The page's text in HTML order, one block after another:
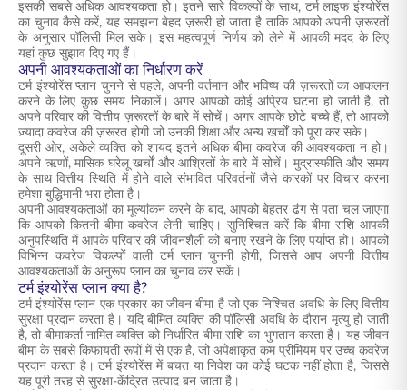
इसकी सबसे अधिक आवश्यकता हो। इतने सारे विकल्पों के साथ, टर्म लाइफ इंश्योरेंस
का चुनाव कैसे करें, यह समझना बेहद ज़रूरी हो जाता है ताकि आपको अपनी ज़रूरतों
के अनुसार पॉलिसी मिल सके। इस महत्वपूर्ण निर्णय को लेने में आपकी मदद के लिए
यहां कुछ सुझाव दिए गए हैं।
अपनी आवश्यकताओं का निर्धारण करें
टर्म इंश्योरेंस प्लान चुनने से पहले, अपनी वर्तमान और भविष्य की ज़रूरतों का आकलन
करने के लिए कुछ समय निकालें। अगर आपको कोई अप्रिय घटना हो जाती है, तो
अपने परिवार की वित्तीय ज़रूरतों के बारे में सोचें। अगर आपके छोटे बच्चे हैं, तो आपको
ज़्यादा कवरेज की ज़रूरत होगी जो उनकी शिक्षा और अन्य खर्चों को पूरा कर सके।
दूसरी ओर, अकेले व्यक्ति को शायद इतने अधिक बीमा कवरेज की आवश्यकता न हो।
अपने ऋणों, मासिक घरेलू खर्चों और आश्रितों के बारे में सोचें। मुद्रास्फीति और समय
के साथ वित्तीय स्थिति में होने वाले संभावित परिवर्तनों जैसे कारकों पर विचार करना
हमेशा बुद्धिमानी भरा होता है।
अपनी आवश्यकताओं का मूल्यांकन करने के बाद, आपको बेहतर ढंग से पता चल जाएगा
कि आपको कितनी बीमा कवरेज लेनी चाहिए। सुनिश्चित करें कि बीमा राशि आपकी
अनुपस्थिति में आपके परिवार की जीवनशैली को बनाए रखने के लिए पर्याप्त हो। आपको
विभिन्न कवरेज विकल्पों वाली टर्म प्लान चुननी होगी, जिससे आप अपनी वित्तीय
आवश्यकताओं के अनुरूप प्लान का चुनाव कर सकें।
टर्म इंश्योरेंस प्लान क्या है?
टर्म इंश्योरेंस प्लान एक प्रकार का जीवन बीमा है जो एक निश्चित अवधि के लिए वित्तीय
सुरक्षा प्रदान करता है। यदि बीमित व्यक्ति की पॉलिसी अवधि के दौरान मृत्यु हो जाती
है, तो बीमाकर्ता नामित व्यक्ति को निर्धारित बीमा राशि का भुगतान करता है। यह जीवन
बीमा के सबसे किफायती रूपों में से एक है, जो अपेक्षाकृत कम प्रीमियम पर उच्च कवरेज
प्रदान करता है। टर्म इंश्योरेंस में बचत या निवेश का कोई घटक नहीं होता है, जिससे
यह पूरी तरह से सुरक्षा-केंद्रित उत्पाद बन जाता है।